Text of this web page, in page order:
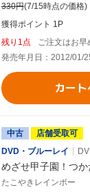
330円(7/15時点の価格)
獲得ポイント 1P
残り1点
ご注文はお早
発売年月日：2012/01/
カー
中古
店舗受取可
DVD・ブルーレイ
めざせ甲子園！つ
たこやきレインボー